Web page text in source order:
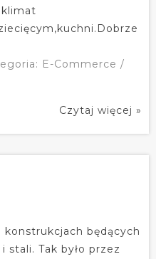
E-Commerce /
Czytaj więcej »
będących
stali. Tak było przez